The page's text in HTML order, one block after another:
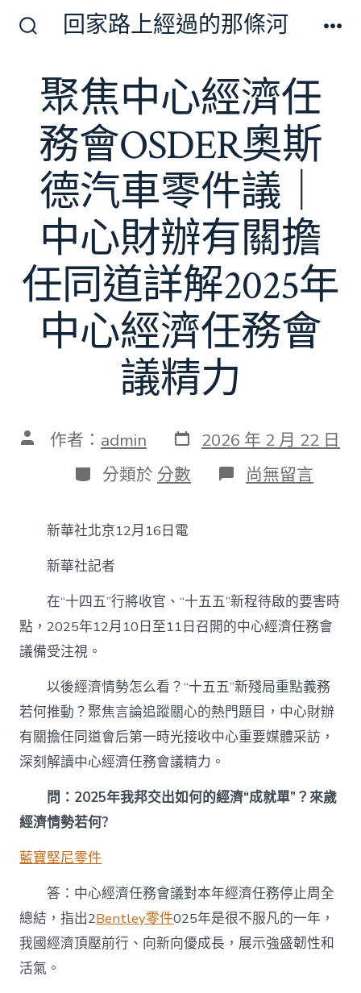
切
換
開
關
回家路上經過的那條河
聚焦中心經濟任
務會OSDER奧斯
德汽車零件議｜
中心財辦有關擔
任同道詳解2025年
中心經濟任務會
議精力
文 作者： admin 發
表
日
期
2026 年 2 月 22 日
分
類
分類於 分數 在
〈聚
務
會
OSDER
德
汽
車
零
件
中
擔
任
同
道
尚無留言
新華社北京12月16日電
新華社記者
在“十四五”行將收官、“十五五”新程待啟的要害時
點，2025年12月10日至11日召開的中心經濟任務會
議備受注視。
以後經濟情勢怎么看？“十五五”新殘局重點義務
若何推動？聚焦言論追蹤關心的熱門題目，中心財辦
有關擔任同道會后第一時光接收中心重要媒體采訪，
深刻解讀中心經濟任務會議精力。
問：2025年我邦交出如何的經濟“成就單”？來歲
經濟情勢若何?
藍寶堅尼零件
答：中心經濟任務會議對本年經濟任務停止周全
總結，指出2Bentley零件025年是很不服凡的一年，
我國經濟頂壓前行、向新向優成長，展示強盛韌性和
活氣。